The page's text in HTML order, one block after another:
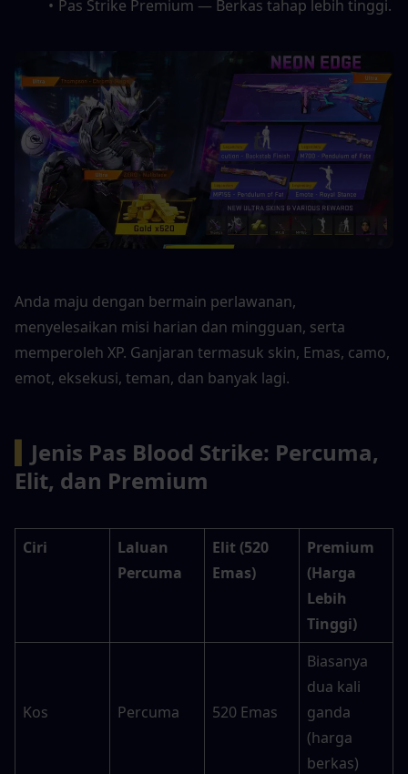
Pas Strike Premium — Berkas tahap lebih tinggi.
Anda maju dengan bermain perlawanan,
menyelesaikan misi harian dan mingguan, serta
memperoleh XP. Ganjaran termasuk skin, Emas, camo,
emot, eksekusi, teman, dan banyak lagi.
Jenis Pas Blood Strike: Percuma,
Elit, dan Premium
Ciri
Laluan
Percuma
Elit (520
Emas)
Premium
(Harga
Lebih
Tinggi)
Kos Percuma 520 Emas
Biasanya
dua kali
ganda
(harga
berkas)